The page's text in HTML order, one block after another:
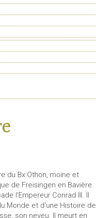
du Bx Othon, moine et
de Freisingen en Bavière.
l'Empereur Conrad III. Il
Monde et d'une Histoire de
son neveu. Il meurt en